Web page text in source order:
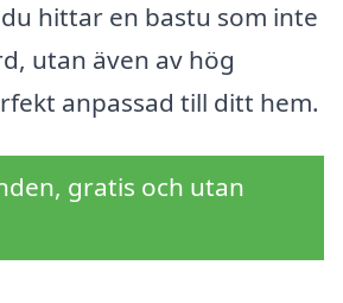
hittar en bastu som inte
utan även av hög
anpassad till ditt hem.
gratis och utan